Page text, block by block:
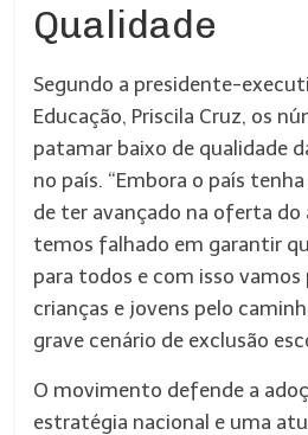
Qualidade
Segundo a presidente-
Educação, Priscila Cruz, os
patamar baixo de qualidade
no país. “Embora o país
de ter avançado na oferta do
temos falhado em garantir
para todos e com isso vamos
crianças e jovens pelo
grave cenário de exclusão
O movimento defende a
estratégia nacional e uma